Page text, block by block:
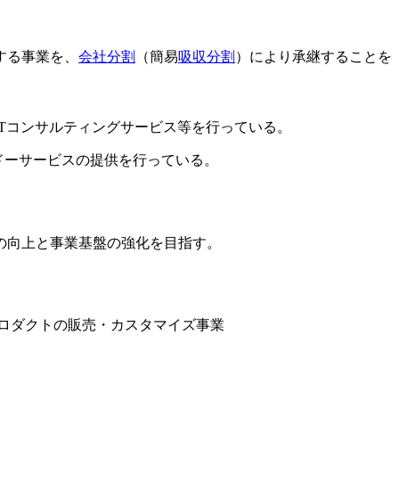
事業を、 会社分割 （簡易吸収分割 ）により承継することを
ンサルティングサービス等を行っている。
サービスの提供を行っている。
上と事業基盤の強化を目指す。
ダクトの販売・カスタマイズ事業